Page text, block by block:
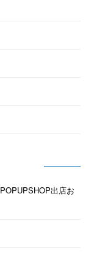
出店お